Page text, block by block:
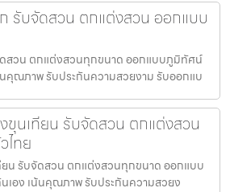
รับจัดสวน ตกแต่งสวน ออกแบบ
สวน ตกแต่งสวนทุกขนาด ออกแบบภูมิทัศน์
นคุณภาพ รับประกันความสวยงาม รับออกแบ
นเทียน รับจัดสวน ตกแต่งสวน
ทย
น รับจัดสวน ตกแต่งสวนทุกขนาด ออกแบบ
เอง เน้นคุณภาพ รับประกันความสวยง